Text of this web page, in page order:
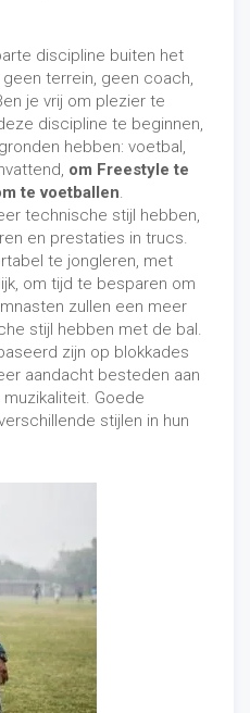
discipline buiten het
terrein, geen coach,
je vrij om plezier te
discipline te beginnen,
hebben: voetbal,
om Freestyle te
te voetballen.
technische stijl hebben,
en prestaties in trucs.
te jongleren, met
om tijd te besparen om
zullen een meer
stijl hebben met de bal.
zijn op blokkades
aandacht besteden aan
Goede
stijlen in hun